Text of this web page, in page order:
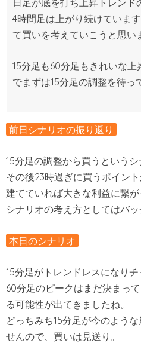
4時間足は上がり続けていま
て買いを考えていこうと思い
15分足も60分足もきれいな
でまずは15分足の調整を待っ
前日シナリオの振り返り
15分足の調整から買うというシ
その後23時過ぎに買うポイン
建てていれば大きな利益に繋が
シナリオの考え方としてはバッ
本日のシナリオ
15分足がトレンドレスになりチ
60分足のピークはまだ決まっ
る可能性が出てきましたね。
どっちみち15分足が今のよう
せんので、買いは見送り。